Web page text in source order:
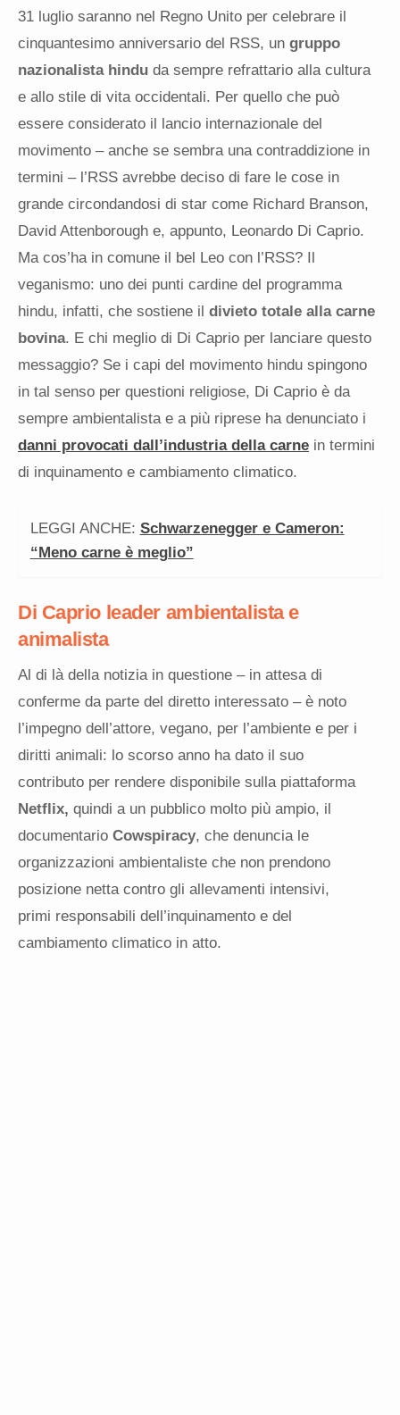
31 luglio saranno nel Regno Unito per celebrare il
cinquantesimo anniversario del RSS, un gruppo
nazionalista hindu da sempre refrattario alla cultura
e allo stile di vita occidentali. Per quello che può
essere considerato il lancio internazionale del
movimento – anche se sembra una contraddizione in
termini – l’RSS avrebbe deciso di fare le cose in
grande circondandosi di star come Richard Branson,
David Attenborough e, appunto, Leonardo Di Caprio.
Ma cos’ha in comune il bel Leo con l’RSS? Il
veganismo: uno dei punti cardine del programma
hindu, infatti, che sostiene il divieto totale alla carne
bovina. E chi meglio di Di Caprio per lanciare questo
messaggio? Se i capi del movimento hindu spingono
in tal senso per questioni religiose, Di Caprio è da
sempre ambientalista e a più riprese ha denunciato i
danni provocati dall’industria della carne in termini
di inquinamento e cambiamento climatico.
LEGGI ANCHE: Schwarzenegger e Cameron:
“Meno carne è meglio”
Di Caprio leader ambientalista e
animalista
Al di là della notizia in questione – in attesa di
conferme da parte del diretto interessato – è noto
l’impegno dell’attore, vegano, per l’ambiente e per i
diritti animali: lo scorso anno ha dato il suo
contributo per rendere disponibile sulla piattaforma
Netflix, quindi a un pubblico molto più ampio, il
documentario Cowspiracy, che denuncia le
organizzazioni ambientaliste che non prendono
posizione netta contro gli allevamenti intensivi,
primi responsabili dell’inquinamento e del
cambiamento climatico in atto.